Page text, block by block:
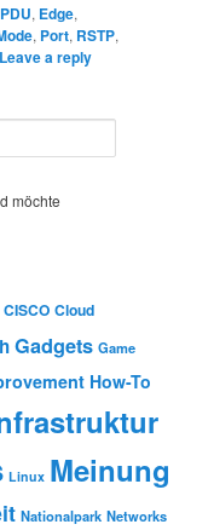
, Edge,
, Port, RSTP,
Leave a reply
möchte
CISCO Cloud
Gadgets Game
How-To
Linux Meinung
Nationalpark Networks